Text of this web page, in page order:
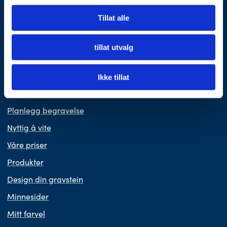
Tillat alle
tillat utvalg
Ikke tillat
Som OBOS-medlem får du fordeler hos Fonus.Les mer her
Planlegg begravelse
Nyttig å vite
Våre priser
Produkter
Design din gravstein
Minnesider
Mitt farvel